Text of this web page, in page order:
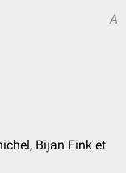
A
Bijan Fink et